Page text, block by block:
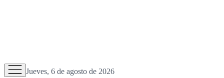
Jueves, 6 de agosto de 2026